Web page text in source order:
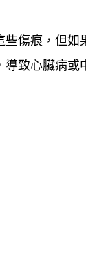
些傷痕，但
致心臟病或